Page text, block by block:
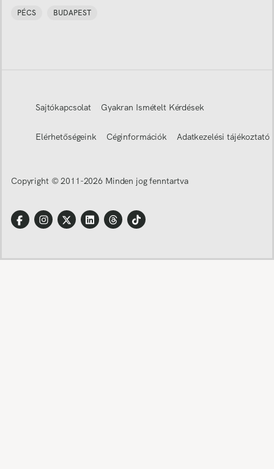
PÉCS BUDAPEST
Sajtókapcsolat Gyakran Ismételt Kérdések
Elérhetőségeink Céginformációk Adatkezelési tájékoztató
Copyright © 2011-2026 Minden jog fenntartva